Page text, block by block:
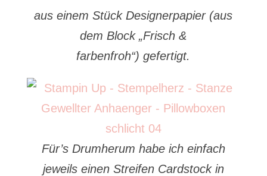
aus einem Stück Designerpapier (aus
dem Block „Frisch &
farbenfroh“) gefertigt.
Für’s Drumherum habe ich einfach
jeweils einen Streifen Cardstock in